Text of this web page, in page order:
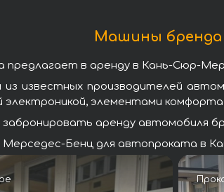
Машины бренда
предлагает в аренду в Кань-Сюр-
из известных производителей
электроникой, элементами
аренду автомобиля
Мерседес-Бенц для автопроката в